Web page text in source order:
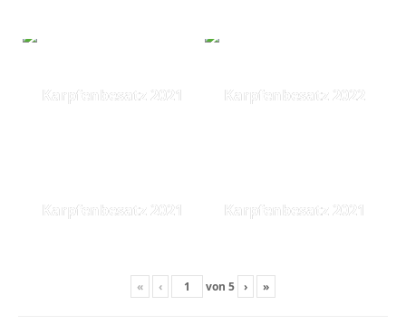
Karpfenbesatz 2021 Karpfenbesatz 2022
Karpfenbesatz 2021 Karpfenbesatz 2021
« ‹ von 5 › »